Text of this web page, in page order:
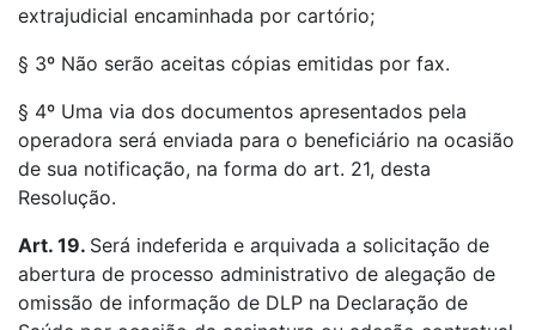
extrajudicial encaminhada por cartório;
§ 3º Não serão aceitas cópias emitidas por fax.
§ 4º Uma via dos documentos apresentados pela
operadora será enviada para o beneficiário na ocasião
de sua notificação, na forma do art. 21, desta
Resolução.
Art. 19. Será indeferida e arquivada a solicitação de
abertura de processo administrativo de alegação de
omissão de informação de DLP na Declaração de